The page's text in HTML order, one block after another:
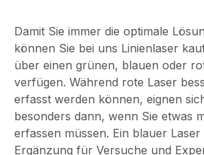
Strahlform: Punkt
Optische Leistung:
1 mW Laserklasse: 2
Divergenz: D -
0.5 mrad
Punktgröße:
einstellbar
5
0.3
60
3 m
Damit Sie immer die optimale
können Sie bei uns Linienlaser
über einen grünen, blauen oder
verfügen. Während rote Laser
erfasst werden können, eignen
besonders dann, wenn Sie etwas
erfassen müssen. Ein blauer Laser
Ergänzung für Versuche und